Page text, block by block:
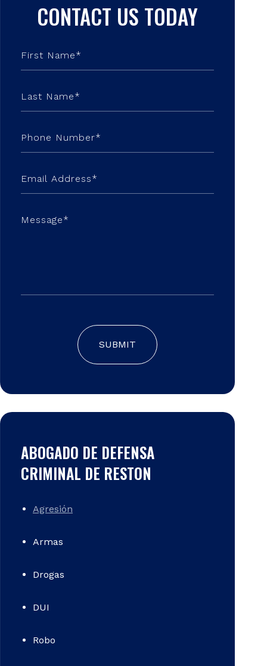
CONTACT US TODAY
SUBMIT
ABOGADO DE DEFENSA
CRIMINAL DE RESTON
Agresión
Armas
Drogas
DUI
Robo